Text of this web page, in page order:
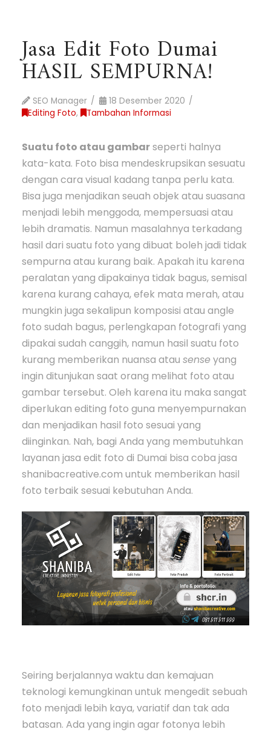
Jasa Edit Foto Dumai
HASIL SEMPURNA!
SEO Manager
18 Desember 2020
Editing Foto, Tambahan Informasi
Suatu foto atau gambarseperti halnya
kata-kata. Foto bisa mendeskrupsikan sesuatu
dengan cara visual kadang tanpa perlu kata.
Bisa juga menjadikan seuah objek atau suasana
menjadi lebih menggoda, mempersuasi atau
lebih dramatis. Namun masalahnya terkadang
hasil dari suatu foto yang dibuat boleh jadi tidak
sempurna atau kurang baik. Apakah itu karena
peralatan yang dipakainya tidak bagus, semisal
karena kurang cahaya, efek mata merah, atau
mungkin juga sekalipun komposisi atau angle
foto sudah bagus, perlengkapan fotografi yang
dipakai sudah canggih, namun hasil suatu foto
kurang memberikan nuansa atausenseyang
ingin ditunjukan saat orang melihat foto atau
gambar tersebut. Oleh karena itu maka sangat
diperlukan editing foto guna menyempurnakan
dan menjadikan hasil foto sesuai yang
diinginkan. Nah, bagi Anda yang membutuhkan
layanan jasa edit foto di Dumai bisa coba jasa
shanibacreative.com untuk memberikan hasil
foto terbaik sesuai kebutuhan Anda.
Seiring berjalannya waktu dan kemajuan
teknologi kemungkinan untuk mengedit sebuah
foto menjadi lebih kaya, variatif dan tak ada
batasan. Ada yang ingin agar fotonya lebih